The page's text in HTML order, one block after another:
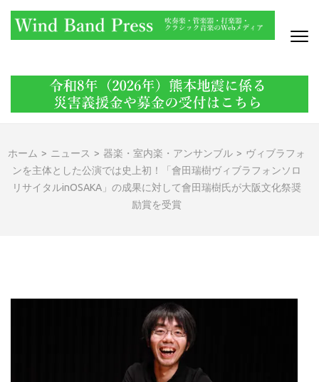
(Enter
ホーム > ニュース > 器楽・室内楽・アンサンブル > ヴィブラフォ
ンを主体とした公演では史上初！「會田瑞樹ヴィブラフォンソロ
リサイタルinOSAKA」の成果に対して會田瑞樹氏が大阪文化祭奨
励賞を受賞